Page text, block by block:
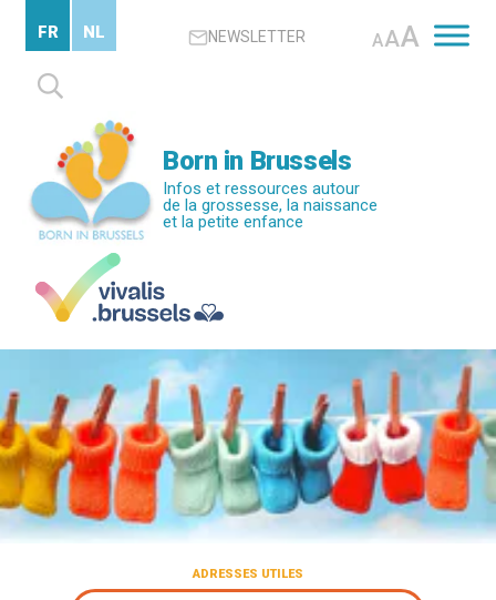
contenu
principal
NEWSLETTER AAA
Rechercher :
FR NL
Born in Brussels
Infos et ressources autour
de la grossesse, la naissance
et la petite enfance
ADRESSES UTILES